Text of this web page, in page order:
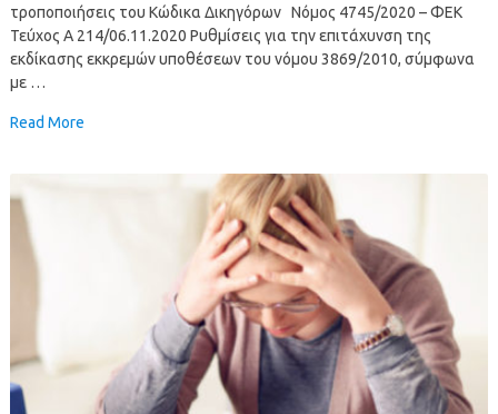
τροποποιήσεις του Κώδικα Δικηγόρων Νόμος 4745/2020 – ΦΕΚ
Τεύχος A 214/06.11.2020 Ρυθμίσεις για την επιτάχυνση της
εκδίκασης εκκρεμών υποθέσεων του νόμου 3869/2010, σύμφωνα
με …
Read More